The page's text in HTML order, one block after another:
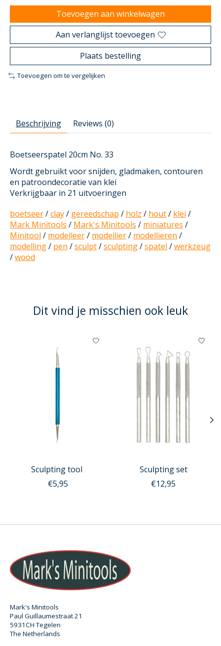
Toevoegen aan winkelwagen
Aan verlanglijst toevoegen
Plaats bestelling
Toevoegen om te vergelijken
Beschrijving Reviews (0)
Boetseerspatel 20cm No. 33
Wordt gebruikt voor snijden, gladmaken, contouren
en patroondecoratie van klei
Verkrijgbaar in 21 uitvoeringen
boetseer/clay/ gereedschap / holz / hout/ klei /
Mark Minitools / Mark's Minitools / miniatures /
Minitool / modelleer/ modellier/ modellieren /
modelling/ pen /sculpt/sculpting/spatel /werkzeug
/wood
Dit vind je misschien ook leuk
Items van productcarrousel
Sculpting tool
€5,95
Sculpting set
€12,95
Mark's Minitools
Paul Guillaumestraat 21
5931CH Tegelen
The Netherlands